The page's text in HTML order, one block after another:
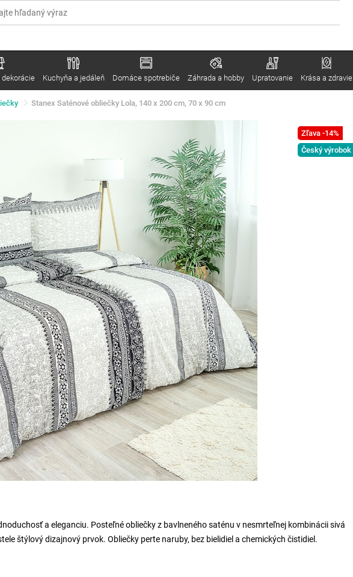
dekorácie Kuchyňa a jedáleň Domáce spotrebiče Záhrada a hobby Upratovanie Krása a zdravie
Stanex Saténové obliečky Lola, 140 x 200 cm, 70 x 90 cm
Zľava -14%
Český výrobok
a eleganciu. Posteľné obliečky z bavlneného saténu v nesmrteľnej kombinácii sivá
štýlový dizajnový prvok. Obliečky perte naruby, bez bielidiel a chemických čistidiel.